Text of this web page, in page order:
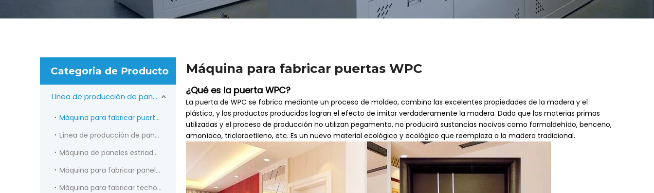
Categoria de Producto
Línea de producción de paneles de PVC
Máquina para fabricar puertas WPC
Línea de producción de paneles de pared de PVC
Máquina de paneles estriados WPC
Máquina para fabricar paneles de pared PS
Máquina para fabricar techos de PVC
Máquina para fabricar puertas WPC
¿Qué es la puerta WPC?
La puerta de WPC se fabrica mediante un proceso de moldeo, combina las excelentes propiedades de la madera y el
plástico, y los productos producidos logran el efecto de imitar verdaderamente la madera. Dado que las materias primas
utilizadas y el proceso de producción no utilizan pegamento, no producirá sustancias nocivas como formaldehído, benceno,
amoníaco, tricloroetileno, etc. Es un nuevo material ecológico y ecológico que reemplaza a la madera tradicional.